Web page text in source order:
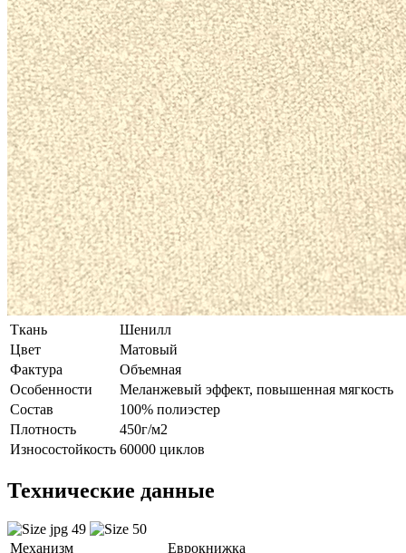
Ткань
Шенилл
Цвет
Матовый
Фактура
Объемная
Особенности
Меланжевый эффект, повышенная мягкость
Состав
100% полиэстер
Плотность
450г/м2
Износостойкость 60000 циклов
Технические данные
Механизм Еврокнижка